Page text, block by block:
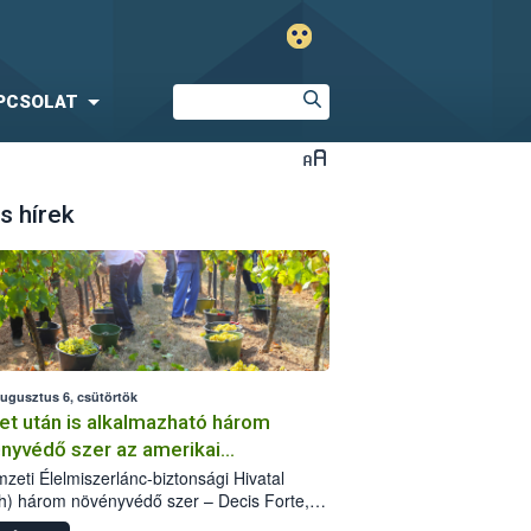
hírek
6, csütörtök
után is alkalmazható három
szer az amerikai
ellen
Élelmiszerlánc-biztonsági Hivatal
három növényvédő szer – Decis Forte,
24 EW, Oroganic – engedélyokiratát